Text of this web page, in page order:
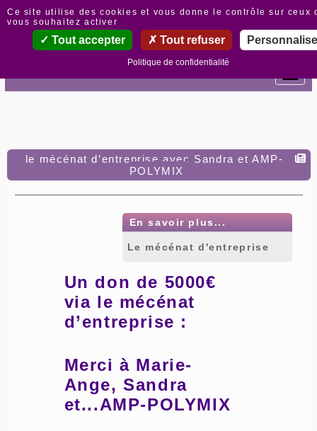
le mécénat d’entreprise avec Sandra et AMP-
POLYMIX
En savoir plus...
Le mécénat d'entreprise
Un don de 5000€
via le mécénat
d’entreprise :
Merci à Marie-
Ange, Sandra
et...AMP-POLYMIX
Panneau de gestion des cookies
Ce site utilise des cookies et vous donne le contrôle sur ceux
vous souhaitez activer
Tout accepter Tout refuser
Politique de confidentialité